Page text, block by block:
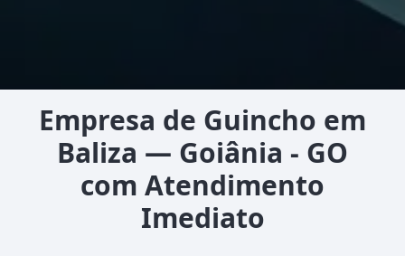
Empresa de Guincho em
Baliza — Goiânia - GO
com Atendimento
Imediato